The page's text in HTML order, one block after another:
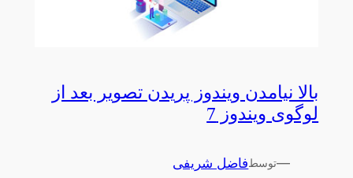
بالا نیامدن ویندوز پریدن تصویر بعد از
لوگوی ویندوز 7
—توسطفاضل شریفی